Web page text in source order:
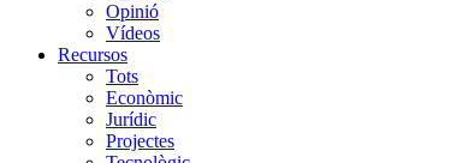
Opinió
Vídeos
Recursos
Tots
Econòmic
Jurídic
Projectes